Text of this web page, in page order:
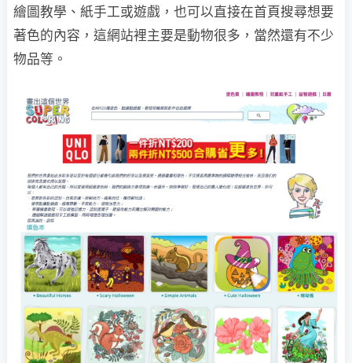
繪圖教學、紙手工或遊戲，也可以直接在首頁搜尋想要
著色的內容，這網站裡主要是動物很多，當然還有不少
物品等。